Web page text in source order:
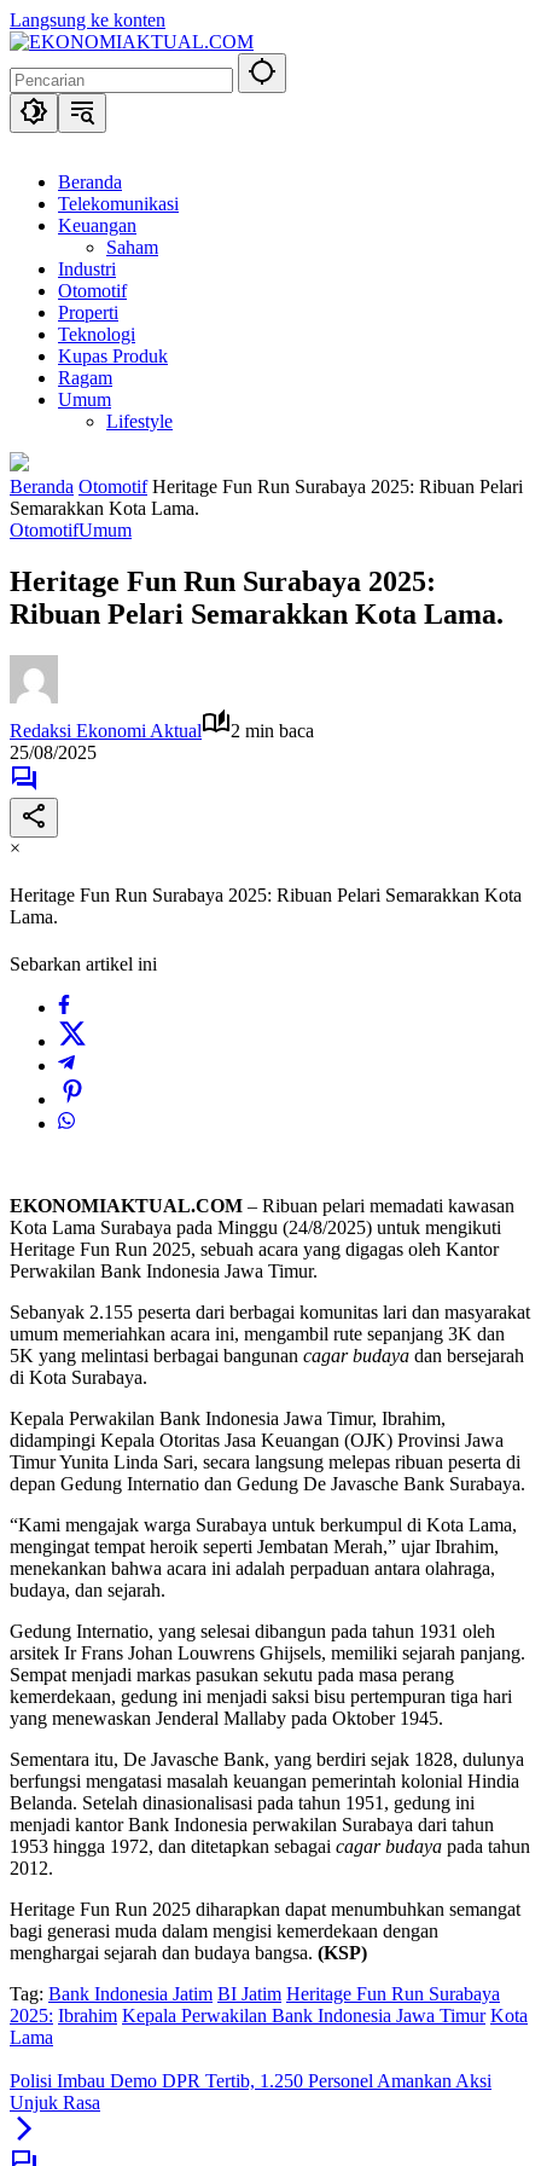
Langsung ke konten
Beranda
Telekomunikasi
Keuangan
Saham
Industri
Otomotif
Properti
Teknologi
Kupas Produk
Ragam
Umum
Lifestyle
Beranda Otomotif Heritage Fun Run Surabaya 2025: Ribuan Pelari
Semarakkan Kota Lama.
OtomotifUmum
Heritage Fun Run Surabaya 2025:
Ribuan Pelari Semarakkan Kota Lama.
Redaksi Ekonomi Aktual
2 min baca
25/08/2025
×
Heritage Fun Run Surabaya 2025: Ribuan Pelari Semarakkan Kota
Lama.
Sebarkan artikel ini
EKONOMIAKTUAL.COM – Ribuan pelari memadati kawasan
Kota Lama Surabaya pada Minggu (24/8/2025) untuk mengikuti
Heritage Fun Run 2025, sebuah acara yang digagas oleh Kantor
Perwakilan Bank Indonesia Jawa Timur.
Sebanyak 2.155 peserta dari berbagai komunitas lari dan masyarakat
umum memeriahkan acara ini, mengambil rute sepanjang 3K dan
5K yang melintasi berbagai bangunan cagar budaya dan bersejarah
di Kota Surabaya.
Kepala Perwakilan Bank Indonesia Jawa Timur, Ibrahim,
didampingi Kepala Otoritas Jasa Keuangan (OJK) Provinsi Jawa
Timur Yunita Linda Sari, secara langsung melepas ribuan peserta di
depan Gedung Internatio dan Gedung De Javasche Bank Surabaya.
“Kami mengajak warga Surabaya untuk berkumpul di Kota Lama,
mengingat tempat heroik seperti Jembatan Merah,” ujar Ibrahim,
menekankan bahwa acara ini adalah perpaduan antara olahraga,
budaya, dan sejarah.
Gedung Internatio, yang selesai dibangun pada tahun 1931 oleh
arsitek Ir Frans Johan Louwrens Ghijsels, memiliki sejarah panjang.
Sempat menjadi markas pasukan sekutu pada masa perang
kemerdekaan, gedung ini menjadi saksi bisu pertempuran tiga hari
yang menewaskan Jenderal Mallaby pada Oktober 1945.
Sementara itu, De Javasche Bank, yang berdiri sejak 1828, dulunya
berfungsi mengatasi masalah keuangan pemerintah kolonial Hindia
Belanda. Setelah dinasionalisasi pada tahun 1951, gedung ini
menjadi kantor Bank Indonesia perwakilan Surabaya dari tahun
1953 hingga 1972, dan ditetapkan sebagai cagar budaya pada tahun
2012.
Heritage Fun Run 2025 diharapkan dapat menumbuhkan semangat
bagi generasi muda dalam mengisi kemerdekaan dengan
menghargai sejarah dan budaya bangsa. (KSP)
Tag: Bank Indonesia Jatim BI Jatim Heritage Fun Run Surabaya
2025: Ibrahim Kepala Perwakilan Bank Indonesia Jawa Timur Kota
Lama
Polisi Imbau Demo DPR Tertib, 1.250 Personel Amankan Aksi
Unjuk Rasa